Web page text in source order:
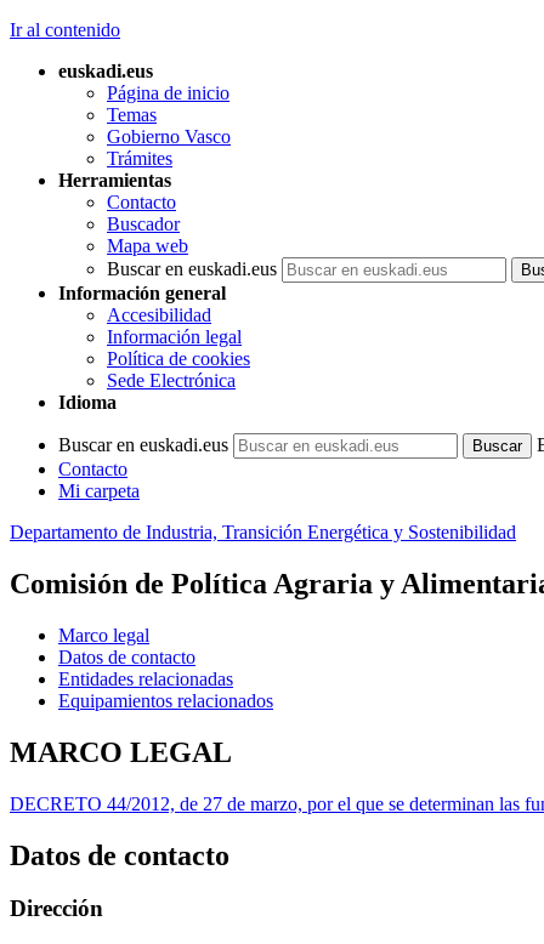
Ir al contenido
euskadi.eus
Página de inicio
Temas
Gobierno Vasco
Trámites
Herramientas
Contacto
Buscador
Mapa web
Buscar en euskadi.eus
Información general
Accesibilidad
Información legal
Política de cookies
Sede Electrónica
Idioma
Buscar en euskadi.eus
Contacto
Mi carpeta
Departamento de Industria, Transición Energética y Sostenibilidad
Comisión de Política Agraria y
Marco legal
Datos de contacto
Entidades relacionadas
Equipamientos relacionados
MARCO LEGAL
DECRETO 44/2012, de 27 de marzo, por el que se determinan las
Datos de contacto
Dirección